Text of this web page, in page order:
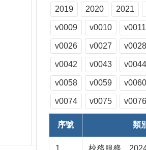
2019 2020 2021
v0009 v0010 v0011
v0026 v0027 v0028
v0042 v0043 v0044
v0058 v0059 v0060
v0074 v0075 v0076
序號 類